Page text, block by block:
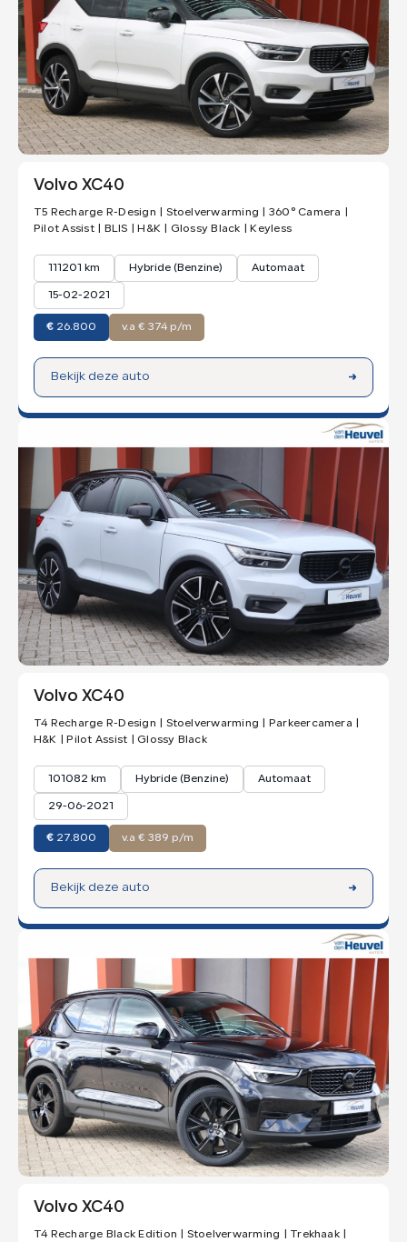
Volvo XC40
T5 Recharge R-Design | Stoelverwarming | 360° Camera |
Pilot Assist | BLIS | H&K | Glossy Black | Keyless
111201 km Hybride (Benzine) Automaat
15-02-2021
€ 26.800 v.a € 374 p/m
Bekijk deze auto
Volvo XC40
T4 Recharge R-Design | Stoelverwarming | Parkeercamera |
H&K | Pilot Assist | Glossy Black
101082 km Hybride (Benzine) Automaat
29-06-2021
€ 27.800 v.a € 389 p/m
Bekijk deze auto
Volvo XC40
T4 Recharge Black Edition | Stoelverwarming | Trekhaak |